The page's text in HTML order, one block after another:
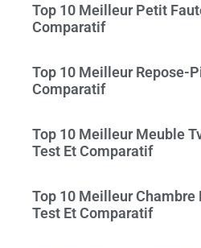
Top 10 Meilleur Petit
Comparatif
Top 10 Meilleur Repose-
Comparatif
Top 10 Meilleur Meuble
Test Et Comparatif
Top 10 Meilleur
Test Et Comparatif